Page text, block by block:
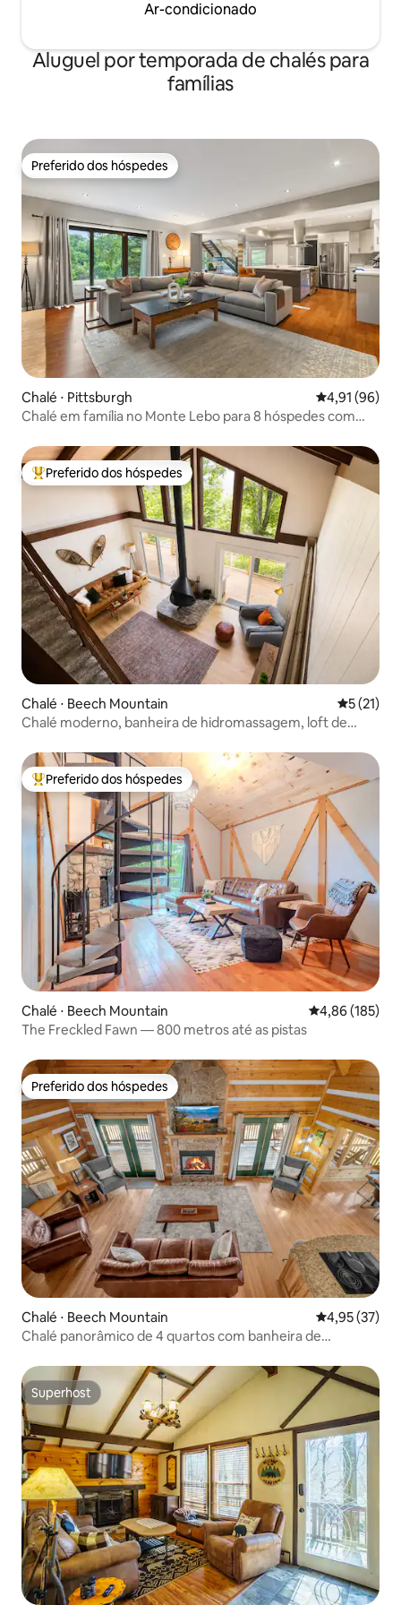
Ar-condicionado
Aluguel por temporada de chalés para
famílias
Preferido dos hóspedes
Preferido dos hóspedes
Chalé ⋅ Pittsburgh 4,91 de uma
4,91 (96)
Chalé em família no Monte Lebo para 8 hóspedes com
Entre os melhores preferidos dos hóspedes
Preferido dos hóspedes
Chalé ⋅ Beech Mountain 5 de uma
5 (21)
Chalé moderno, banheira de hidromassagem, loft de
Entre os melhores preferidos dos hóspedes
Preferido dos hóspedes
Chalé ⋅ Beech Mountain 4,86 de uma
4,86 (185)
The Freckled Fawn — 800 metros até as pistas
Preferido dos hóspedes
Preferido dos hóspedes
Chalé ⋅ Beech Mountain 4,95 de uma
4,95 (37)
Chalé panorâmico de 4 quartos com banheira de
Superhost
Superhost